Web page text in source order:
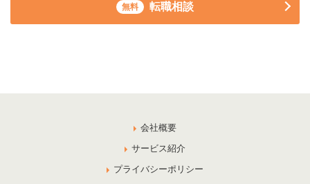
無料 転職相談
会社概要
サービス紹介
プライバシーポリシー